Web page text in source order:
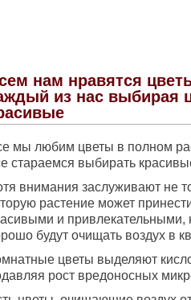
нам нравятся
из нас выбирая
мы любим цветы в полном
стараемся выбирать
внимания заслуживают не
растение может
и привлекательными,
будут очищать воздух в
цветы выделяют
рост вредоносных